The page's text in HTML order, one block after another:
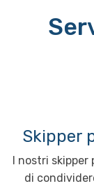
Skipper
I nostri skipper
di